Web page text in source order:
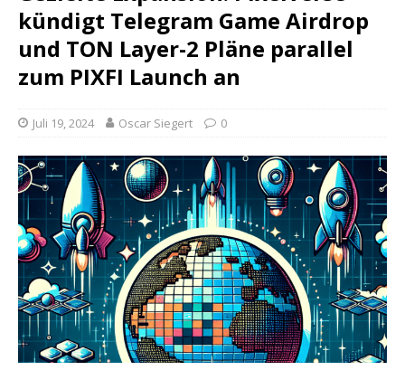
kündigt Telegram Game Airdrop
und TON Layer-2 Pläne parallel
zum PIXFI Launch an
Juli 19, 2024 Oscar Siegert 0